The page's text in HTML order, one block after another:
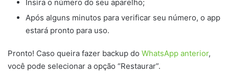
Insira o número do seu aparelho;
Após alguns minutos para verificar seu número, o app
estará pronto para uso.
Pronto! Caso queira fazer backup do WhatsApp anterior,
você pode selecionar a opção “Restaurar”.